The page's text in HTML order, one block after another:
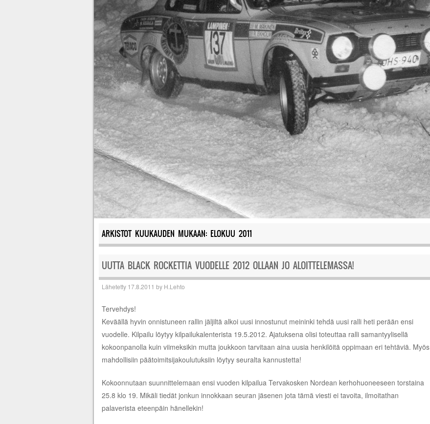
ARKISTOT KUUKAUDEN MUKAAN: ELOKUU 2011
UUTTA BLACK ROCKETTIA VUODELLE 2012 OLLAAN JO ALOITTELEMASSA!
Lähetetty 17.8.2011 by H.Lehto
Tervehdys!
Keväällä hyvin onnistuneen rallin jäljiltä alkoi uusi innostunut meininki tehdä uusi ralli heti perään ensi
vuodelle. Kilpailu löytyy kilpailukalenterista 19.5.2012. Ajatuksena olisi toteuttaa ralli samantyylisellä
kokoonpanolla kuin viimeksikin mutta joukkoon tarvitaan aina uusia henkilöitä oppimaan eri tehtäviä. Myös
mahdollisiin päätoimitsijakoulutuksiin löytyy seuralta kannustetta!
Kokoonnutaan suunnittelemaan ensi vuoden kilpailua Tervakosken Nordean kerhohuoneeseen torstaina
25.8 klo 19. Mikäli tiedät jonkun innokkaan seuran jäsenen jota tämä viesti ei tavoita, ilmoitathan
palaverista eteenpäin hänellekin!